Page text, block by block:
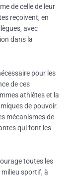
de celle de leur
reçoivent, en
avec
dans la
pour les
de ces
athlètes et la
de pouvoir.
mécanismes de
qui font les
toutes les
sportif, à